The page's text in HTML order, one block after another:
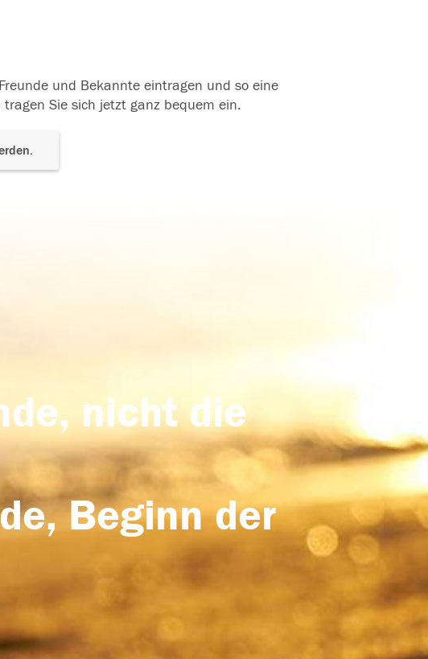
und Bekannte eintragen und so eine
Sie sich jetzt ganz bequem ein.
nicht die
Beginn der